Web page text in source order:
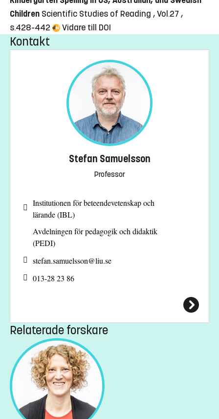
Children Scientific Studies of Reading , Vol.27 ,
s.428-442
Vidare till DOI
Kontakt
Stefan Samuelsson
Professor
Institutionen för beteendevetenskap och
lärande (IBL)
Avdelningen för pedagogik och didaktik
(PEDI)
stefan.samuelsson@liu.se
013-28 23 86
Relaterade forskare